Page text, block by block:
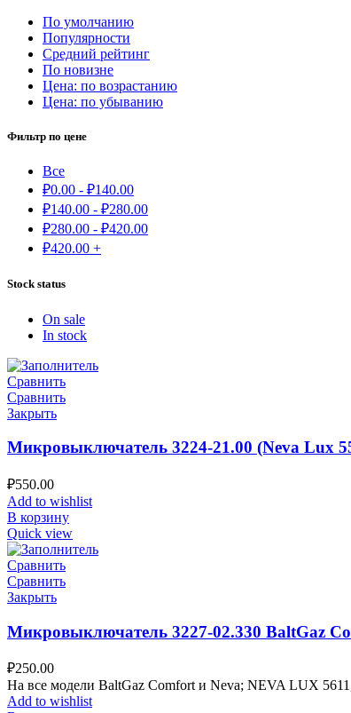
По умолчанию
Популярности
Средний рейтинг
По новизне
Цена: по возрастанию
Цена: по убыванию
Фильтр по цене
Все
₽0.00 - ₽140.00
₽140.00 - ₽280.00
₽280.00 - ₽420.00
₽420.00 +
Stock status
On sale
In stock
Сравнить
Сравнить
Закрыть
Микровыключатель 3224-21.00 (Neva Lux
₽550.00
Add to wishlist
В корзину
Quick view
Сравнить
Сравнить
Закрыть
Микровыключатель 3227-02.330 BaltGaz
₽250.00
На все модели BaltGaz Comfort и Neva; NEVA LUX
Add to wishlist